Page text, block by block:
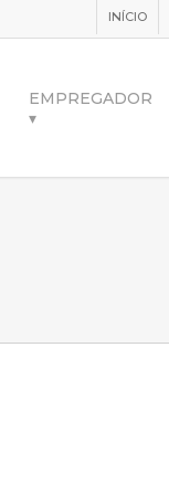
INÍCIO
EMPREGADOR
▾